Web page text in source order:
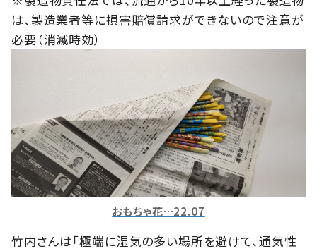
は、製造業者等に損害賠償請求ができないので注意が
必要（消滅時効）
おもちゃ花…22.07
竹内さんは「極端に湿気の多い場所を避けて、通気性